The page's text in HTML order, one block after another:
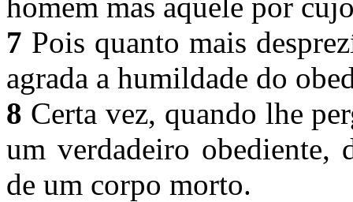
7 Pois quanto mais
agrada a humildade do
8 Certa vez, quando lhe
um verdadeiro obediente,
de um corpo morto.